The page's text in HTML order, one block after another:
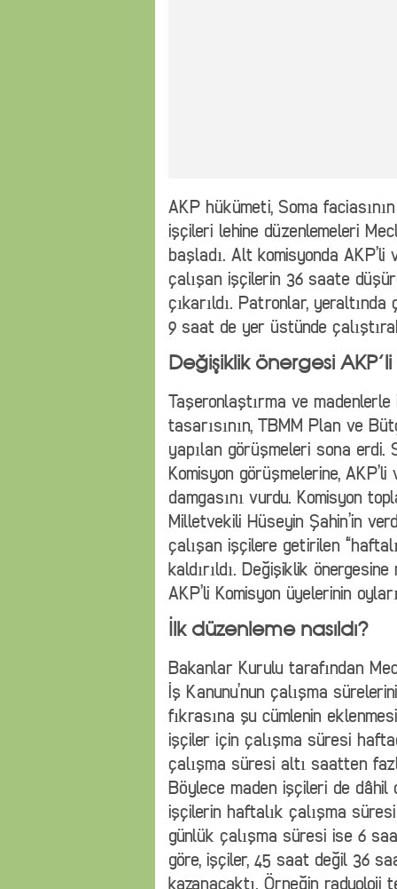
AKP hükümeti, Soma
işçileri lehine düzenlemeleri
başladı. Alt komisyonda
çalışan işçilerin 36 saate
çıkarıldı. Patronlar,
9 saat de yer üstünde
Değişiklik önergesi
Taşeronlaştırma ve
tasarısının, TBMM Plan ve
yapılan görüşmeleri sona erdi.
Komisyon görüşmelerine,
damgasını vurdu. Komisyon
Milletvekili Hüseyin Şahin’in
çalışan işçilere getirilen
kaldırıldı. Değişiklik
AKP’li Komisyon üyelerinin
İlk düzenleme nasıldı?
Bakanlar Kurulu tarafından
İş Kanunu’nun çalışma
fıkrasına şu cümlenin
işçiler için çalışma süresi
çalışma süresi altı saatten
Böylece maden işçileri de
işçilerin haftalık çalışma
günlük çalışma süresi ise 6
göre, işçiler, 45 saat değil 36
kazanacaktı. Örneğin radyoloji